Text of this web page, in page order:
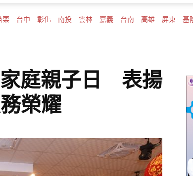
栗 台中 彰化 南投 雲林 嘉義 台南 高雄 屏東 基
家庭親子日 表揚
榮耀